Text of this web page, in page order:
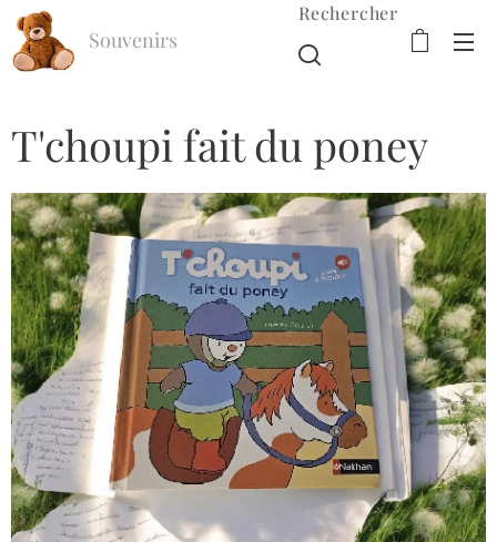
Souvenirs
Rechercher
T'choupi fait du poney